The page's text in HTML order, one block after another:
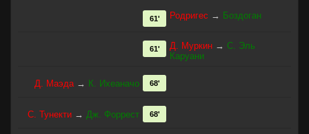
Родригес → Боздоган
61'
Д. Муркин → С. Эль
Каруани
61'
Д. Маэда→ К. Ихеаначо 68'
С. Тунекти → Дж. Форрест 68'